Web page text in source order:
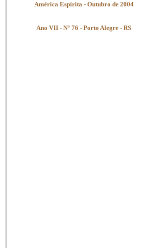
América Espírita - Outubro de 2004
Ano VII - N° 76 - Porto Alegre - RS